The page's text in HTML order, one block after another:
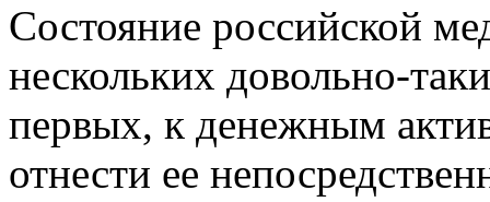
Состояние российской
нескольких довольно-
первых, к денежным
отнести ее